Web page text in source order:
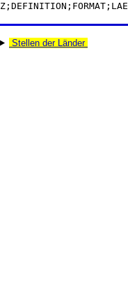
Stellen der Länder